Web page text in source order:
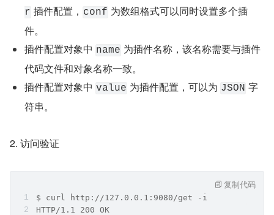
r 插件配置， conf 为数组格式可以同时设置多个插
件。
插件配置对象中 name 为插件名称，该名称需要与插件
代码文件和对象名称一致。
插件配置对象中 value 为插件配置，可以为 JSON 字
符串。
2. 访问验证
$ curl http://127.0.0.1:9080/get -i
HTTP/1.1 200 OK
复制代码